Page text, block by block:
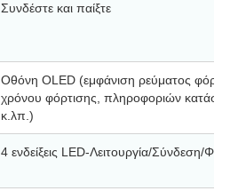
Συνδέστε και παίξτε
Οθόνη OLED (εμφάνιση ρεύματος
χρόνου φόρτισης, πληροφοριών
κ.λπ.)
4 ενδείξεις LED-Λειτουργία/Σύνδεση/